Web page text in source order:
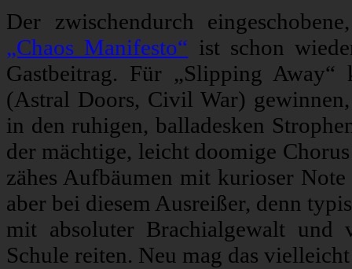
Der zwischendurch
„Chaos Manifesto“ ist schon
Gastbeitrag. Für „Slipping
(Astral Doors, Civil War)
in den ruhigen, balladesken
der mächtige, leicht doomige
zähes Aufbäumen mit kurioser
aber bei diesem Ausreißer, denn
mit absoluter Brachialgewalt
Schule reiten. Neu mag das